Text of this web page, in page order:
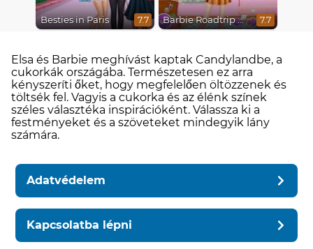
Besties in Paris 7.7 Barbie Roadtrip Adventure 7.7
Elsa és Barbie meghívást kaptak Candylandbe, a
cukorkák országába. Természetesen ez arra
kényszeríti őket, hogy megfelelően öltözzenek és
töltsék fel. Vagyis a cukorka és az élénk színek
széles választéka inspirációként. Válassza ki a
festményeket és a szöveteket mindegyik lány
számára.
Adatvédelem
Kapcsolatba lépni